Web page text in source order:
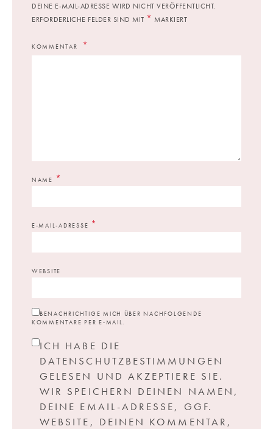
DEINE E-MAIL-ADRESSE WIRD NICHT VERÖFFENTLICHT.
ERFORDERLICHE FELDER SIND MIT * MARKIERT
KOMMENTAR
NAME *
E-MAIL-ADRESSE *
WEBSITE
BENACHRICHTIGE MICH ÜBER NACHFOLGENDE
KOMMENTARE PER E-MAIL.
ICH HABE DIE
DATENSCHUTZBESTIMMUNGEN
GELESEN UND AKZEPTIERE SIE.
WIR SPEICHERN DEINEN NAMEN,
DEINE EMAIL-ADRESSE, GGF.
WEBSITE, DEINEN KOMMENTAR,